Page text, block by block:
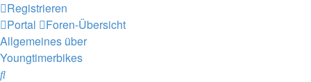
Registrieren
Portal
Foren-Übersicht
Allgemeines über
Youngtimerbikes
Suche